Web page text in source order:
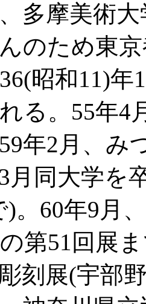
多摩美術大
のため東
昭和11)
る。55年4
年2月、み
月同大学を
)。60年9月
第51回展
刻展(宇部